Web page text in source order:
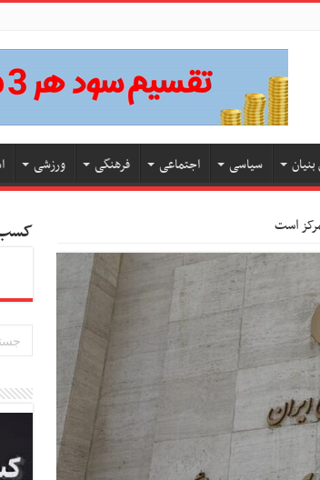
سیاسی اجتماعی فرهنگی ورزشی
است کسب